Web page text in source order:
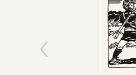
Previous